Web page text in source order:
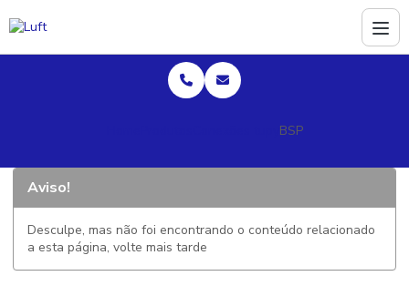
BSP
Aviso!
Desculpe, mas não foi encontrando o conteúdo relacionado
a esta página, volte mais tarde